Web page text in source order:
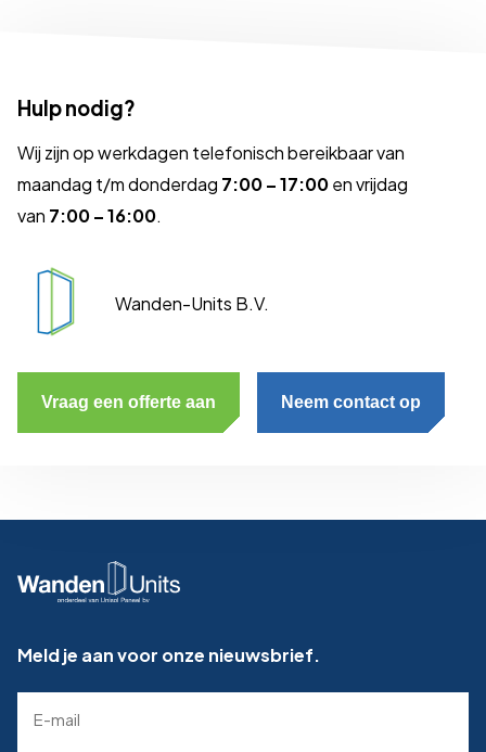
Hulp nodig?
Wij zijn op werkdagen telefonisch bereikbaar van
maandag t/m donderdag 7:00 – 17:00en vrijdag
van 7:00 – 16:00.
Wanden-Units B.V.
Vraag een offerte aan Neem contact op
Meld je aan voor onze nieuwsbrief.
mailadres